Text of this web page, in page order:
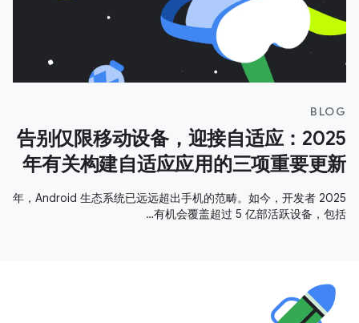
BLOG
告别仅限移动设备，迎接自适应：2025
年有关构建自适应应用的三项重要更新
2025 年，Android 生态系统已远远超出手机的范畴。如今，开发者
有机会覆盖超过 5 亿部活跃设备，包括…